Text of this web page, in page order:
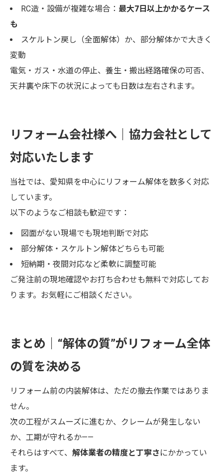
RC造・設備が複雑な場合： 最大7日以上かかるケース
も
スケルトン戻し（全面解体）か、部分解体かで大きく
変動
電気・ガス・水道の停止、養生・搬出経路確保の可否、
天井裏や床下の状況によっても日数は左右されます。
リフォーム会社様へ｜協力会社として
対応いたします
当社では、愛知県を中心にリフォーム解体を数多く対応
しています。
以下のようなご相談も歓迎です：
図面がない現場でも現地判断で対応
部分解体・スケルトン解体どちらも可能
短納期・夜間対応など柔軟に調整可能
ご発注前の現地確認やお打ち合わせも無料で対応してお
ります。お気軽にご相談ください。
まとめ｜“解体の質”がリフォーム全体
の質を決める
リフォーム前の内装解体は、ただの撤去作業ではありま
せん。
次の工程がスムーズに進むか、クレームが発生しない
か、工期が守れるか——
それらはすべて、 解体業者の精度と丁寧さにかかってい
ます。